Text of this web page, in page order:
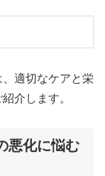
適切なケアと栄
介します。
悪化に悩む